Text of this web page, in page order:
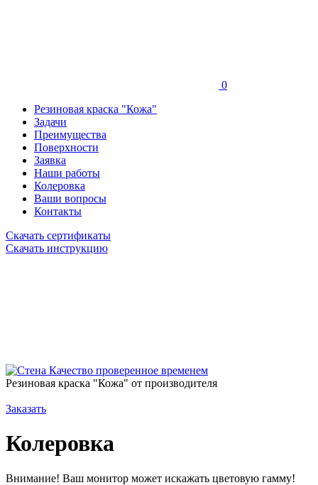
0
Резиновая краска "Кожа"
Задачи
Преимущества
Поверхности
Заявка
Наши работы
Колеровка
Ваши вопросы
Контакты
Скачать сертификаты
Скачать инструкцию
Качество проверенное временем
Резиновая краска "Кожа" от производителя
Заказать
Колеровка
Внимание! Ваш монитор может искажать цветовую гамму!